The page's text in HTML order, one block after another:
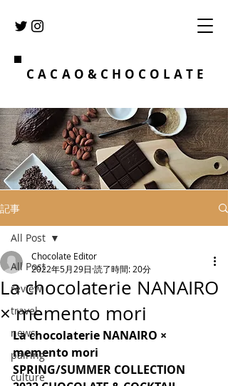
CACAO&CHOCOLATE
記事
All Post
review
travel
news
pairing
culture
All Post
La chocolaterie NANAIRO
× memento mori
Chocolate Editor
2022年5月29日 読了時間: 20分
La chocolaterie NANAIRO ×
memento mori
SPRING/SUMMER COLLECTION